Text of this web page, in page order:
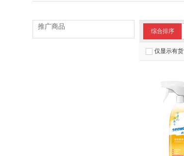
综合排序
仅显示有货
推广商品